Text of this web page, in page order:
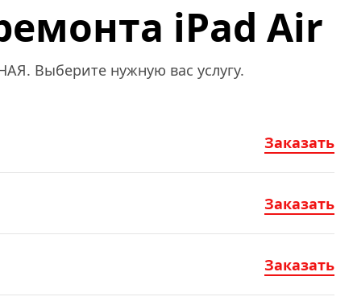
iPad Air
Выберите нужную вас услугу.
Заказать
Заказать
Заказать